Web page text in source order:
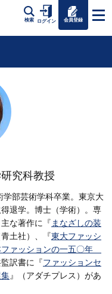
検索 ログイン 会員登録
究科教授
部芸術学科卒業。東京大
退学。博士（学術）。専
な著作に『 まなざしの装
青土社）、『東大ファッシ
ファッションの一五〇年
訳書に『ファッションセ
』（アダチプレス）があ